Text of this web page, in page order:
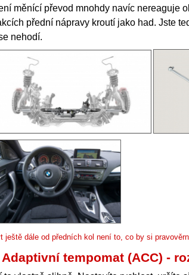
měnící převod mnohdy navíc nereaguje
přední nápravy kroutí jako had. Jste
nehodí.
ještě dále od předních kol není to, co by si
Adaptivní tempomat (ACC) -